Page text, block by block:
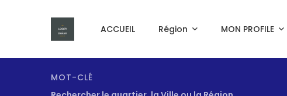
ACCUEIL Région MON PROFILE
MOT-CLÉ